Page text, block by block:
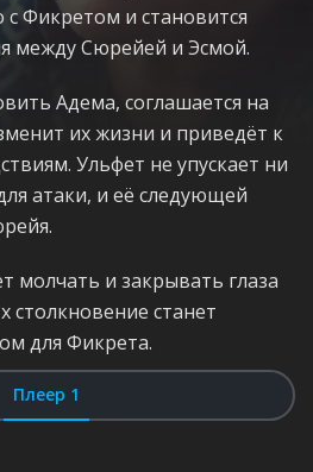
с Фикретом и становится
между Сюрейей и Эсмой.
Адема, соглашается на
их жизни и приведёт к
Ульфет не упускает ни
атаки, и её следующей
молчать и закрывать глаза
столкновение станет
для Фикрета.
Плеер 1